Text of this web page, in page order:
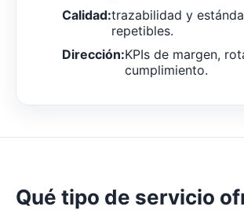
Calidad:trazabilidad y
repetibles.
Dirección:KPIs de margen,
cumplimiento.
Qué tipo de servicio